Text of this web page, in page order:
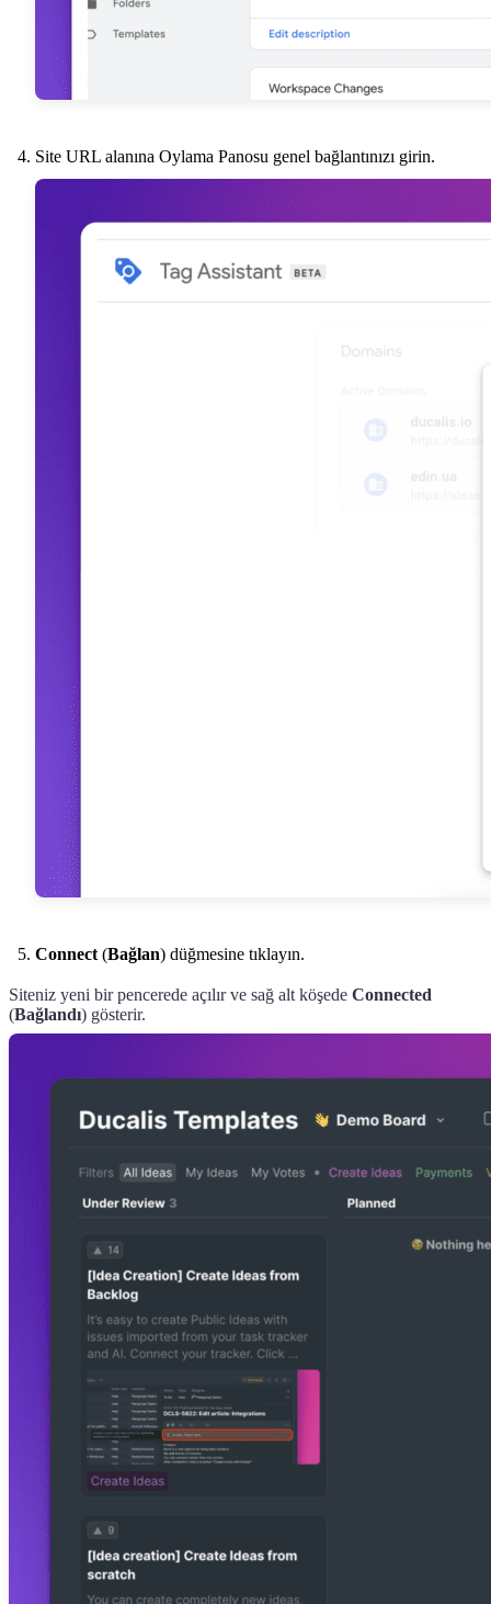
Site URL alanına Oylama Panosu genel bağlantınızı girin.
Connect(Bağlan) düğmesine tıklayın.
Siteniz yeni bir pencerede açılır ve sağ alt köşede Connected
(Bağlandı) gösterir.